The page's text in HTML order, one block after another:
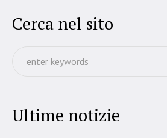
Cerca nel sito
Ultime notizie